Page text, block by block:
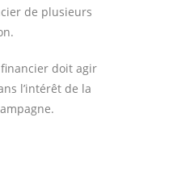
de plusieurs
doit agir
l’intérêt de la